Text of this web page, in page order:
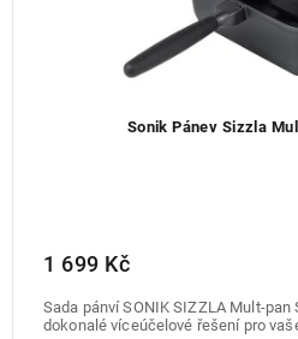
Sonik Pánev Sizzla
1 699 Kč
Sada pánví SONIK SIZZLA Mult-pan
dokonalé víceúčelové řešení pro